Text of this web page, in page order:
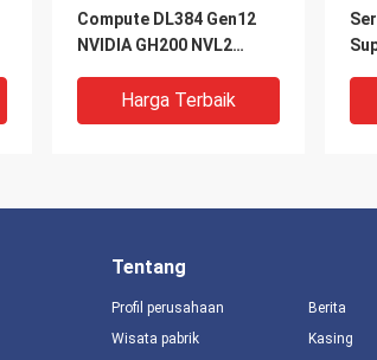
Compute DL384 Gen12
NVIDIA GH200 NVL2
Cloud Rack mount Gpu AI
Server
Harga Terbaik
Tentang
Profil perusahaan
Wisata pabrik
Berita
Kasing